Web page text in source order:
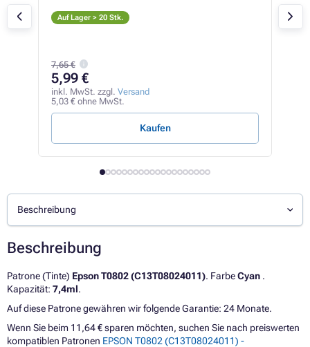
Auf Lager > 20 Stk.
7,65 €
5,99 €
inkl. MwSt. zzgl. Versand
5,03 € ohne MwSt.
Kaufen
Beschreibung
Beschreibung
Patrone (Tinte) Epson T0802 (C13T08024011). FarbeCyan .
Kapazität: 7,4ml.
Auf diese Patrone gewähren wir folgende Garantie: 24 Monate.
Wenn Sie beim 11,64 € sparen möchten, suchen Sie nach preiswerten
kompatiblen Patronen EPSON T0802 (C13T08024011) -